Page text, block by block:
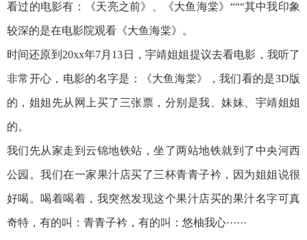
看过的电影有：《天亮之前》、《大鱼海棠》“““其中我印象
较深的是在电影院观看《大鱼海棠》。
时间还原到20xx年7月13日，宇靖姐姐提议去看电影，我听了
非常开心，电影的名字是：《大鱼海棠》，我们看的是3D版
的，姐姐先从网上买了三张票，分别是我、妹妹、宇靖姐姐
的。
我们先从家走到云锦地铁站，坐了两站地铁就到了中央河西
公园。我们在一家果汁店买了三杯青青子衿，因为姐姐说很
好喝。喝着喝着，我突然发现这个果汁店买的果汁名字可真
奇特，有的叫：青青子衿，有的叫：悠柚我心······